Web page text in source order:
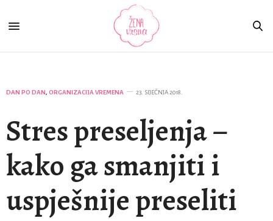
DAN PO DAN, ORGANIZACIJA VREMENA 23. SIJEČNJA 2018.
Stres preseljenja –
kako ga smanjiti i
uspješnije preseliti